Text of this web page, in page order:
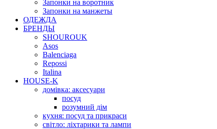
Запонки на воротник
Запонки на манжеты
ОДЕЖДА
БРЕНДЫ
SHOUROUK
Asos
Balenciaga
Repossi
Italina
HOUSE-K
домівка: аксесуари
посуд
розумний дім
кухня: посуд та прикраси
світло: ліхтарики та лампи